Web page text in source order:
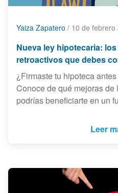
Yaiza Zapatero / 10 de febrero
Nueva ley hipotecaria:
retroactivos que debes
¿Firmaste tu hipoteca
Conoce de qué mejoras
podrías beneficiarte en un
Leer